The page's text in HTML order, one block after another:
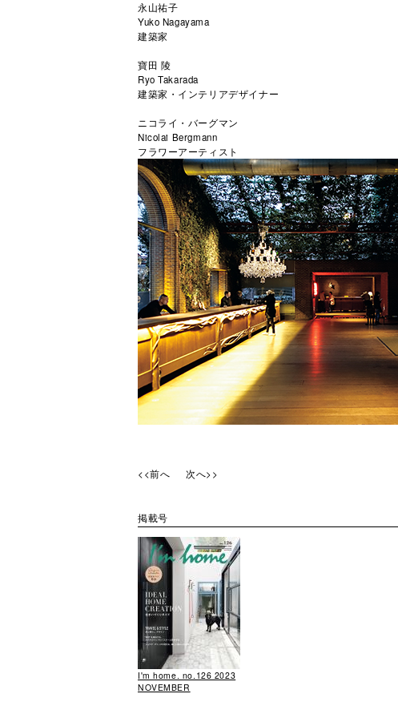
永山祐子
Yuko Nagayama
建築家
寶田 陵
Ryo Takarada
建築家・インテリアデザイナー
ニコライ・バーグマン
Nicolai Bergmann
フラワーアーティスト
<<前へ 次へ>>
掲載号
I'm home. no.126 2023
NOVEMBER